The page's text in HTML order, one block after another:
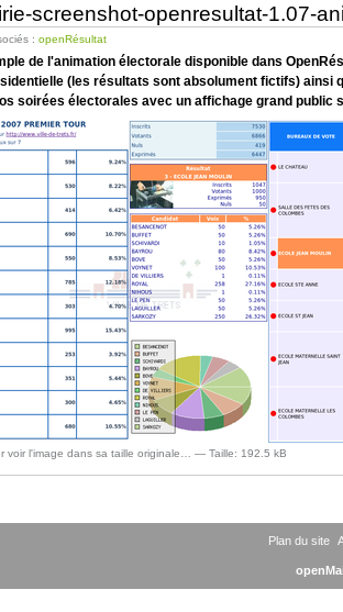
screenshot-openresultat-1.07-
:openRésultat
de l'animation électorale disponible dans
(les résultats sont absolument fictifs) ainsi
soirées électorales avec un affichage grand public
voir l'image dans sa taille originale… —Taille: 192.5 kB
Plan du site